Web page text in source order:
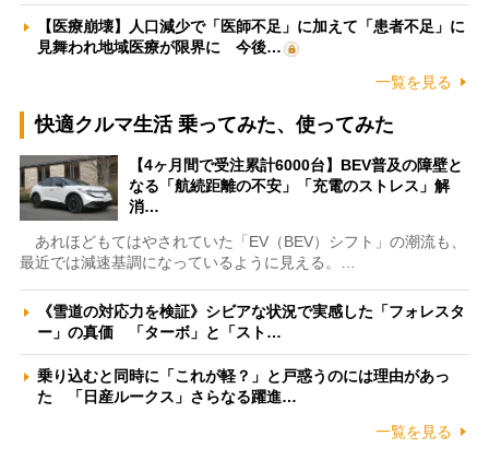
【医療崩壊】人口減少で「医師不足」に加えて「患者不足」に
見舞われ地域医療が限界に 今後…
一覧を見る
快適クルマ生活 乗ってみた、使ってみた
【4ヶ月間で受注累計6000台】BEV普及の障壁と
なる「航続距離の不安」「充電のストレス」解
消…
あれほどもてはやされていた「EV（BEV）シフト」の潮流も、
最近では減速基調になっているように見える。…
《雪道の対応力を検証》シビアな状況で実感した「フォレスタ
ー」の真価 「ターボ」と「スト…
乗り込むと同時に「これが軽？」と戸惑うのには理由があっ
た 「日産ルークス」さらなる躍進…
一覧を見る